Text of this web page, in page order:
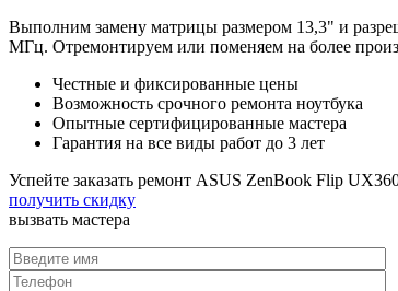
Выполним замену матрицы размером 13,3" и
МГц. Отремонтируем или поменяем на более
Честные и фиксированные цены
Возможность срочного ремонта ноутбука
Опытные сертифицированные мастера
Гарантия на все виды работ до 3 лет
Успейте заказать ремонт ASUS ZenBook Flip
получить скидку
вызвать мастера